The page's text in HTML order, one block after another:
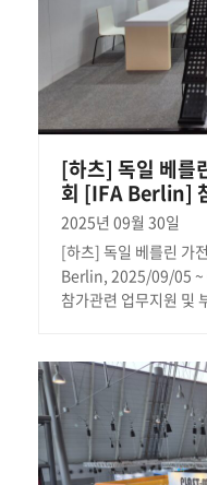
[하츠] 독일 베를
회 [IFA Berlin]
2025년 09월 30일
[하츠] 독일 베를린 가
Berlin, 2025/09/05 ~
참가관련 업무지원 및